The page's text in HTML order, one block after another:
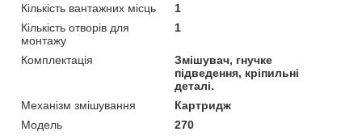
Кількість вантажних місць
1
Кількість отворів для
монтажу
1
Комплектація
Змішувач, гнучке
підведення, кріпильні
деталі.
Механізм змішування
Картридж
Мoдель
270